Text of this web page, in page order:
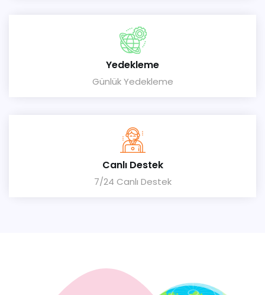
Yedekleme
Günlük Yedekleme
Canlı Destek
7/24 Canlı Destek